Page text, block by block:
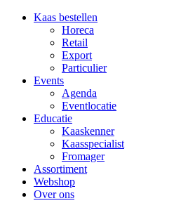
Kaas bestellen
Horeca
Retail
Export
Particulier
Events
Agenda
Eventlocatie
Educatie
Kaaskenner
Kaasspecialist
Fromager
Assortiment
Webshop
Over ons